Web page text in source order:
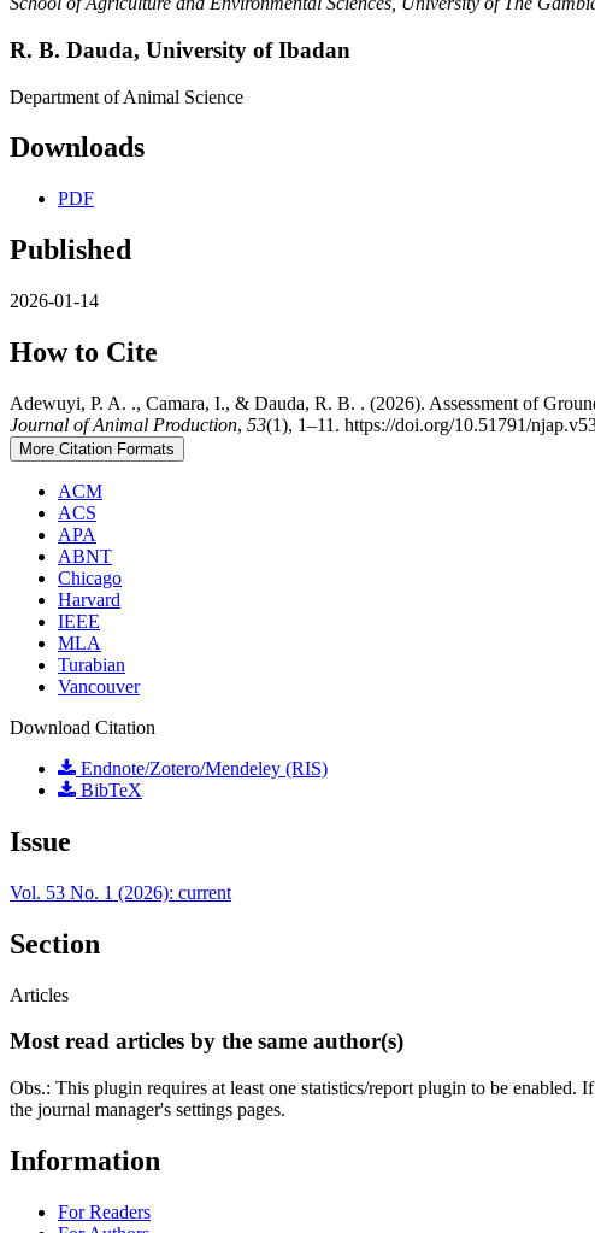
R. B. Dauda, University of Ibadan
Department of Animal Science
Downloads
PDF
Published
2026-01-14
How to Cite
Adewuyi, P. A. ., Camara, I., & Dauda, R. B. . (2026). Assessment of
Journal of Animal Production, 53(1), 1–11. https://doi.org/10.51791/
More Citation Formats
ACM
ACS
APA
ABNT
Chicago
Harvard
IEEE
MLA
Turabian
Vancouver
Download Citation
Endnote/Zotero/Mendeley (RIS)
BibTeX
Issue
Vol. 53 No. 1 (2026): current
Section
Articles
Most read articles by the same author(s)
Obs.: This plugin requires at least one statistics/report plugin to be enabled.
the journal manager's settings pages.
Information
For Readers